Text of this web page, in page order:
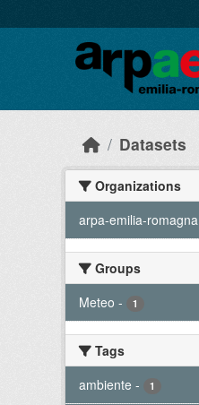
Datasets
Organizations
arpa-emilia-romagna
Groups
Meteo - 1
Tags
ambiente - 1